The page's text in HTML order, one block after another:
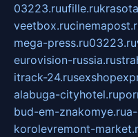
03223.ruufille.ru
veetbox.ru
mega-press.ru03223.ru
eurovision-russia.ru
itrack-24.ru
alabuga-cityhotel.ru
bud-em-znakomye.ru
korolevremont-